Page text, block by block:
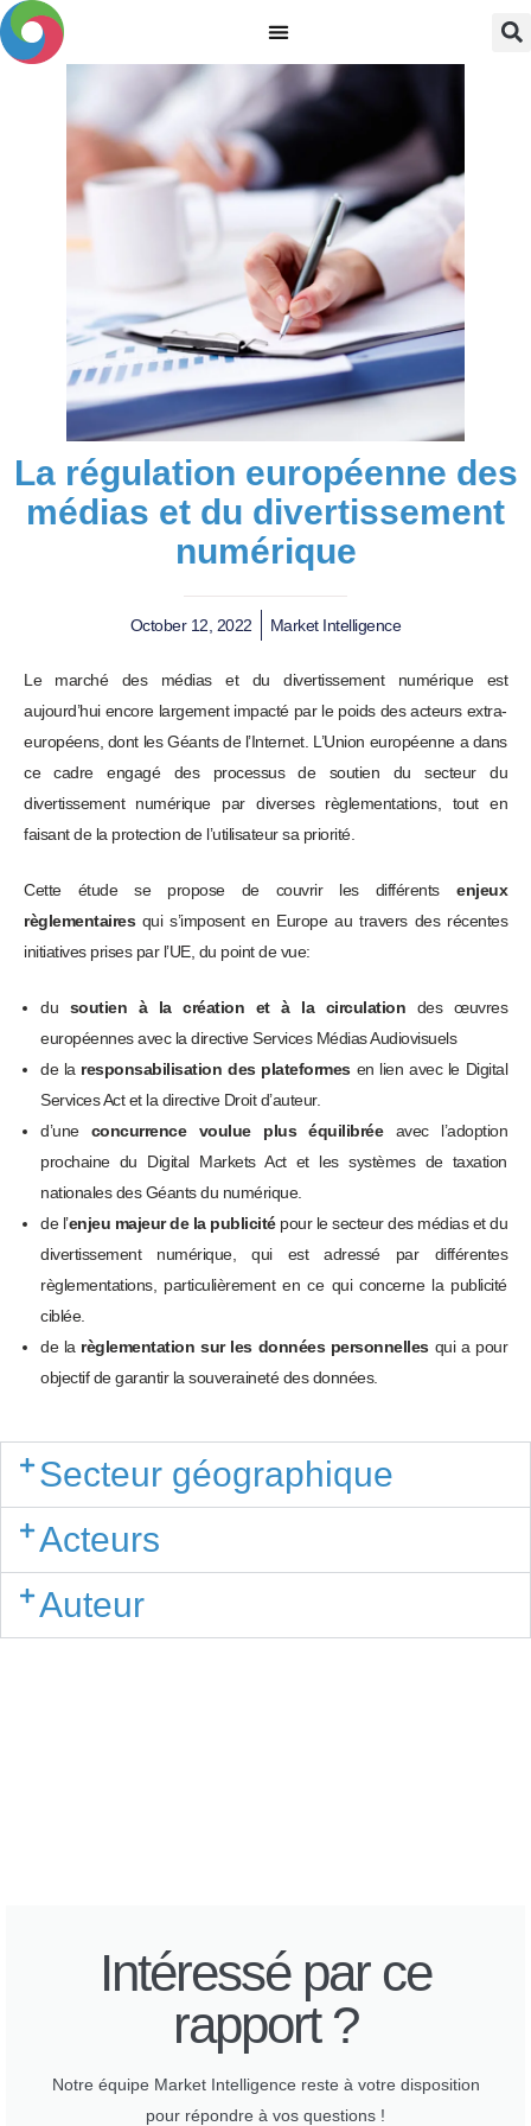
La régulation européenne des
médias et du divertissement
numérique
October 12, 2022 Market Intelligence
Le marché des médias et du divertissement numérique est
aujourd’hui encore largement impacté par le poids des acteurs extra-
européens, dont les Géants de l’Internet. L’Union européenne a dans
ce cadre engagé des processus de soutien du secteur du
divertissement numérique par diverses règlementations, tout en
faisant de la protection de l’utilisateur sa priorité.
Cette étude se propose de couvrir les différents enjeux
règlementairesqui s’imposent en Europe au travers des récentes
initiatives prises par l’UE, du point de vue:
du soutien à la création et à la circulation des œuvres
européennes avec la directive Services Médias Audiovisuels
de la responsabilisation des plateformesen lien avec le Digital
Services Act et la directive Droit d’auteur.
d’une concurrence voulue plus équilibréeavec l’adoption
prochaine du Digital Markets Act et les systèmes de taxation
nationales des Géants du numérique.
de l’enjeu majeur de la publicitépour le secteur des médias et du
divertissement numérique, qui est adressé par différentes
règlementations, particulièrement en ce qui concerne la publicité
ciblée.
de la règlementation sur les données personnellesqui a pour
objectif de garantir la souveraineté des données.
Secteur géographique
Acteurs
Auteur
Intéressé par ce
rapport ?
Notre équipe Market Intelligence reste à votre disposition
pour répondre à vos questions !